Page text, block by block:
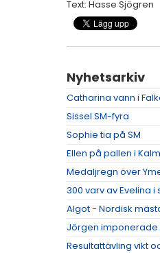
Text: Hasse Sjögren
Nyhetsarkiv
Catharina vann i
Sissel SM-fyra
Sophie tia på SM
Ellen på pallen i
Medaljregn över
300 varv av Evelina
Algot - Nordisk
Jörgen imponerade
Resultattävling vikt